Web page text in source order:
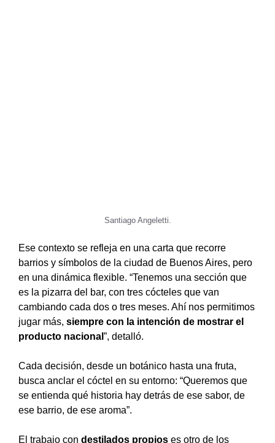
Santiago Angeletti.
Ese contexto se refleja en una carta que recorre
barrios y símbolos de la ciudad de Buenos Aires, pero
en una dinámica flexible. “Tenemos una sección que
es la pizarra del bar, con tres cócteles que van
cambiando cada dos o tres meses. Ahí nos permitimos
jugar más, siempre con la intención de mostrar el
producto nacional ”, detalló.
Cada decisión, desde un botánico hasta una fruta,
busca anclar el cóctel en su entorno: “Queremos que
se entienda qué historia hay detrás de ese sabor, de
ese barrio, de ese aroma”.
El trabajo con destilados propios es otro de los